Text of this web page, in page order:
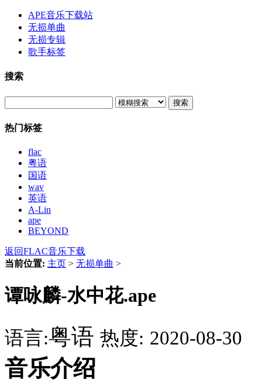
APE音乐下载站
无损单曲
无损专辑
歌手标签
搜索
搜索
热门标签
flac
粤语
国语
wav
英语
A-Lin
ape
BEYOND
返回FLAC音乐下载
当前位置: 主页 > 无损单曲 >
谭咏麟-水中花.ape
语言:粤语 热度: 2020-08-30
音乐介绍